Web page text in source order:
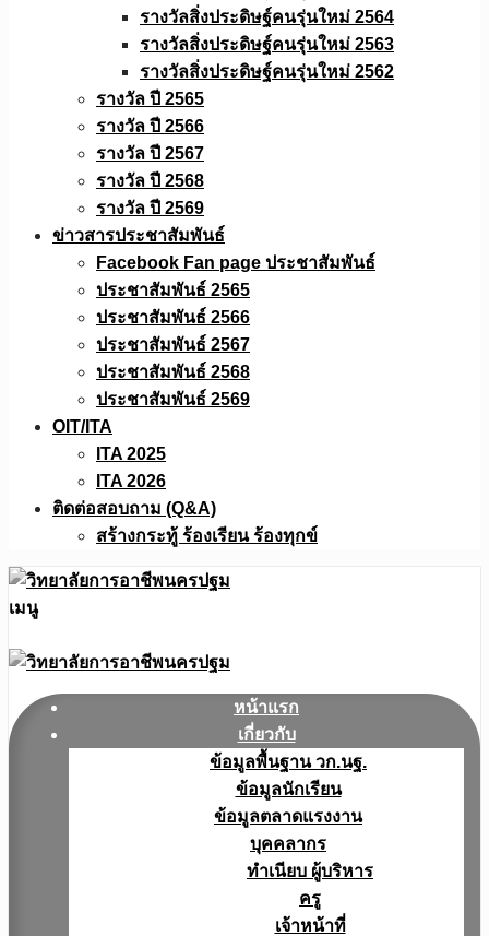
รางวัลสิ่งประดิษฐ์คนรุ่นใหม่ 2564
รางวัลสิ่งประดิษฐ์คนรุ่นใหม่ 2563
รางวัลสิ่งประดิษฐ์คนรุ่นใหม่ 2562
รางวัล ปี 2565
รางวัล ปี 2566
รางวัล ปี 2567
รางวัล ปี 2568
รางวัล ปี 2569
ข่าวสารประชาสัมพันธ์
Facebook Fan page ประชาสัมพันธ์
ประชาสัมพันธ์ 2565
ประชาสัมพันธ์ 2566
ประชาสัมพันธ์ 2567
ประชาสัมพันธ์ 2568
ประชาสัมพันธ์ 2569
OIT/ITA
ITA 2025
ITA 2026
ติดต่อสอบถาม (Q&A)
สร้างกระทู้ ร้องเรียน ร้องทุกข์
เมนู
หน้าแรก
เกี่ยวกับ
ข้อมูลพื้นฐาน วก.นฐ.
ข้อมูลนักเรียน
ข้อมูลตลาดแรงงาน
บุคคลากร
ทำเนียบ ผู้บริหาร
ครู
เจ้าหน้าที่